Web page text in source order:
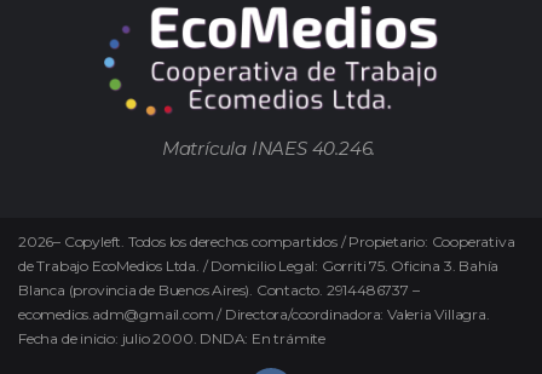
Matrícula INAES 40.246.
2026– Copyleft. Todos los derechos compartidos / Propietario: Cooperativa
de Trabajo EcoMedios Ltda. / Domicilio Legal: Gorriti 75. Oficina 3. Bahía
Blanca (provincia de Buenos Aires). Contacto. 2914486737 –
ecomedios.adm@gmail.com / Directora/coordinadora: Valeria Villagra.
Fecha de inicio: julio 2000. DNDA: En trámite